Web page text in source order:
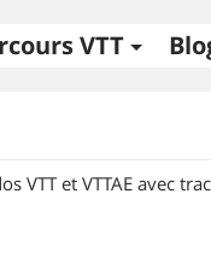
VTT
VTT et VTTAE avec